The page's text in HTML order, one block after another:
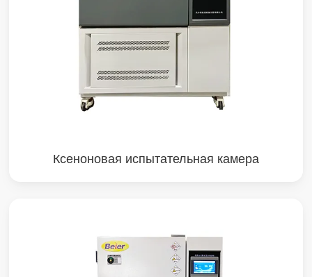
Ксеноновая испытательная камера